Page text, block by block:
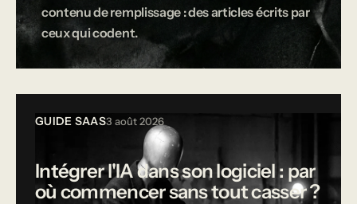
contenu de remplissage : des articles écrits par
ceux qui codent.
GUIDE SAAS3 août 2026
Intégrer l'IA dans son logiciel : par
où commencer sans tout casser ?